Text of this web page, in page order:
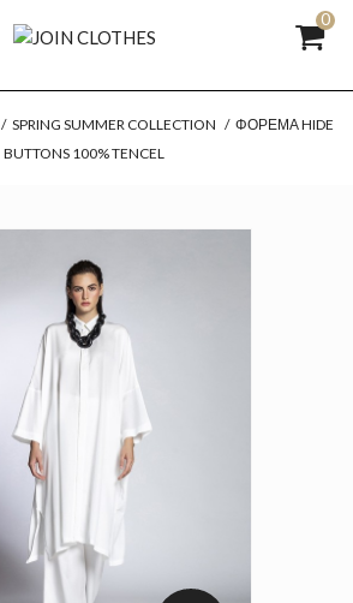
0
/ SPRING SUMMER COLLECTION / ΦΌΡΕΜΑ HIDE
BUTTONS 100% TENCEL